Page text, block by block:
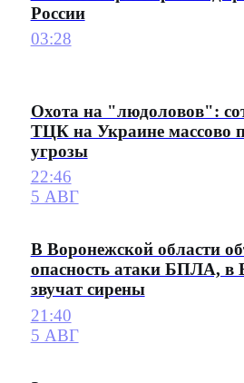
России
03:28
Охота на "людоловов":
ТЦК на Украине массово
угрозы
22:46
5 АВГ
В Воронежской области
опасность атаки БПЛА, в
звучат сирены
21:40
5 АВГ